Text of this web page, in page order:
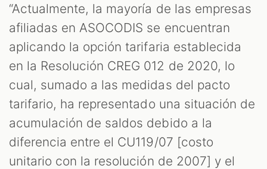
“Actualmente, la mayoría de las empresas
afiliadas en ASOCODIS se encuentran
aplicando la opción tarifaria establecida
en la Resolución CREG 012 de 2020, lo
cual, sumado a las medidas del pacto
tarifario, ha representado una situación de
acumulación de saldos debido a la
diferencia entre el CU119/07 [costo
unitario con la resolución de 2007] y el